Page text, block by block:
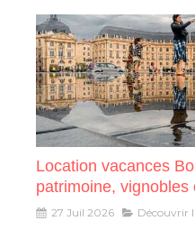
Location vacances
patrimoine,
27 Juil 2026 Découvrir